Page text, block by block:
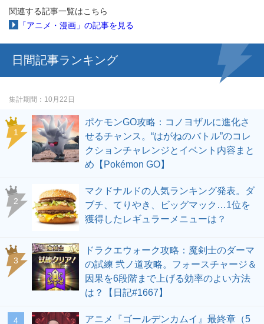
関連する記事一覧はこちら
「アニメ・漫画」の記事を見る
日間記事ランキング
集計期間 10月22日
ポケモンGO攻略：コノヨザルに進化さ
せるチャンス。“はがねのバトル”のコレ
クションチャレンジとイベント内容まと
め【Pokémon GO】
マクドナルドの人気ランキング発表。ダ
ブチ、てりやき、ビッグマック…1位を
獲得したレギュラーメニューは？
ドラクエウォーク攻略：魔剣士のダーマ
の試練 弐ノ道攻略。フォースチャージ＆
因果を6段階まで上げる効率のよい方法
は？【日記#1667】
アニメ『ゴールデンカムイ』最終章（5